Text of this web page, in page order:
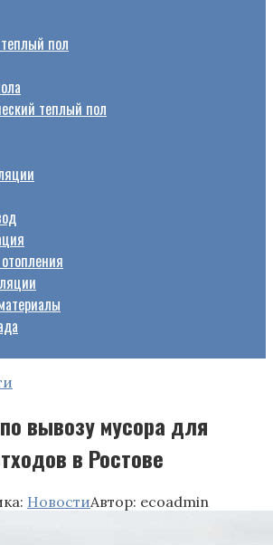
пол
теплый пол
вывозу мусора для
в Ростове
НовостиАвтор: ecoadmin